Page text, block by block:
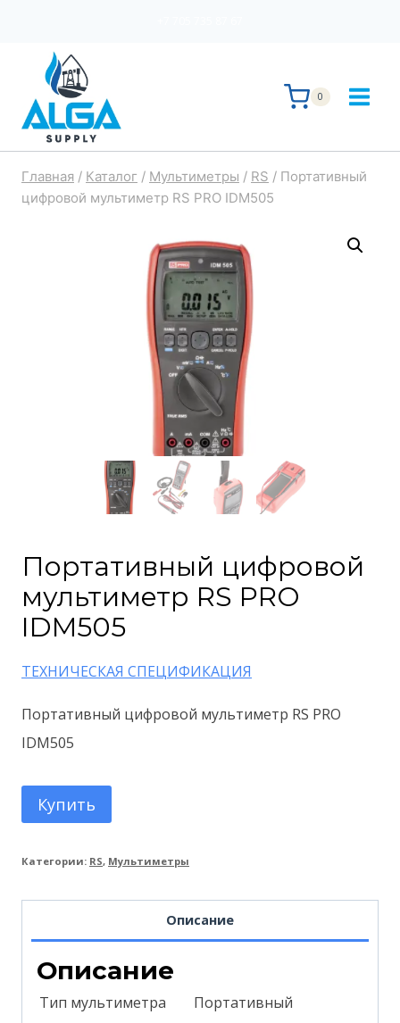
содержимому
0
Главная / Каталог / Мультиметры / RS / Портативный
цифровой мультиметр RS PRO IDM505
Портативный цифровой
мультиметр RS PRO
IDM505
ТЕХНИЧЕСКАЯ СПЕЦИФИКАЦИЯ
Портативный цифровой мультиметр RS PRO
IDM505
Купить
Категории: RS, Мультиметры
Описание
Описание
Тип мультиметра
Портативный